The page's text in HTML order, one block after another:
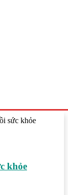
sức khỏe
khỏe